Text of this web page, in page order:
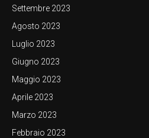
Settembre 2023
Agosto 2023
Luglio 2023
Giugno 2023
Maggio 2023
Aprile 2023
Marzo 2023
Febbraio 2023